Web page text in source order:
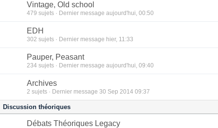
Vintage, Old school
479 sujets · Dernier message aujourd'hui, 00:50
EDH
302 sujets · Dernier message hier, 11:33
Pauper, Peasant
234 sujets · Dernier message aujourd'hui, 09:40
Archives
2 sujets · Dernier message 30 Sep 2014 09:37
Discussion théoriques
Débats Théoriques Legacy